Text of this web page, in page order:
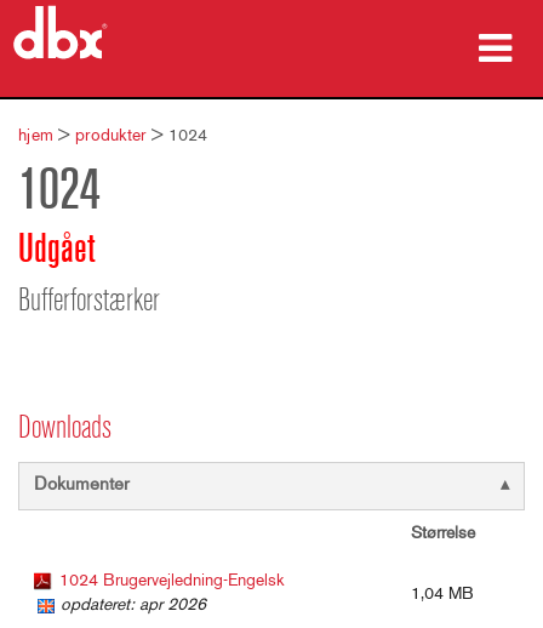
produkter
Case studies
hvor man kan købe
træning
Sprog/Region
hjem >produkter> 1024
1024
Udgået
Bufferforstærker
Downloads
Dokumenter
Størrelse
1024 Brugervejledning-Engelsk
opdateret: apr 2026
1,04 MB